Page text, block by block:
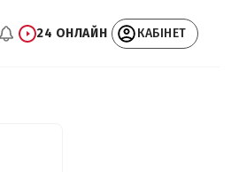
24 ОНЛАЙН КАБІНЕТ